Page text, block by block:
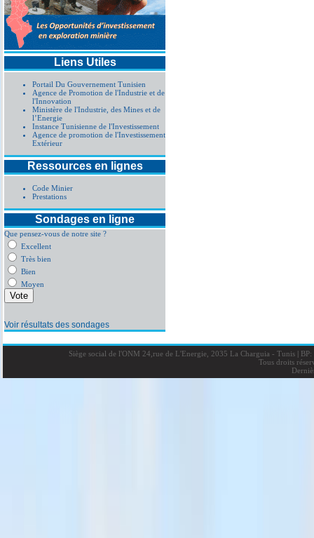
Liens Utiles
Portail Du Gouvernement Tunisien
Agence de Promotion de l'Industrie et de
l'Innovation
Ministère de l'Industrie, des Mines et de
l’Energie
Instance Tunisienne de l'Investissement
Agence de promotion de l'Investissement
Extérieur
Ressources en lignes
Code Minier
Prestations
Sondages en ligne
Que pensez-vous de notre site ?
Excellent
Très bien
Bien
Moyen
Voir résultats des sondages
Siège social de l'ONM 24,rue de L'Energie, 2035 La Charguia - Tunis |BP:
Tous droits